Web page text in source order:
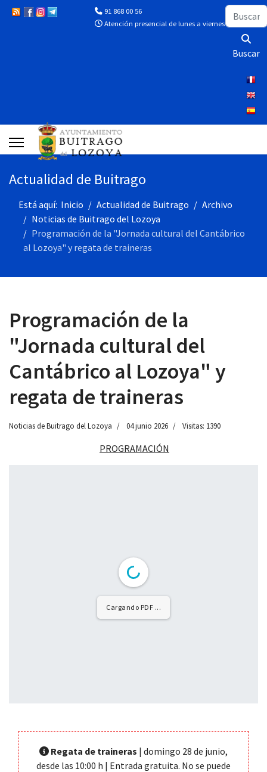
91 868 00 56
Atención presencial de lunes a viernes de 10:00 a
Buscar
Buscar
Actualidad de Buitrago
Está aquí: Inicio Actualidad de Buitrago
Archivo
Noticias de Buitrago del Lozoya
Programación de la "Jornada cultural del Cantábrico
al Lozoya" y regata de traineras
Programación de la
"Jornada cultural del
Cantábrico al Lozoya" y
regata de traineras
Noticias de Buitrago del Lozoya 04 junio 2026 Visitas: 1390
PROGRAMACIÓN
Cargando PDF ...
Regata de traineras | domingo 28 de junio,
desde las 10:00 h | Entrada gratuita. No se puede